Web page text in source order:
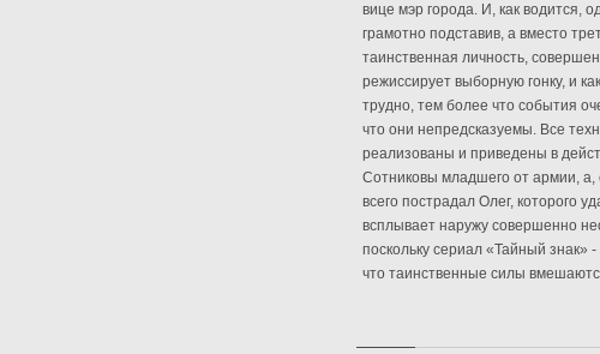
вице мэр города. И, как водится,
грамотно подставив, а вместо
таинственная личность,
режиссирует выборную гонку, и
трудно, тем более что события
что они непредсказуемы. Все
реализованы и приведены в
Сотниковы младшего от армии, а,
всего пострадал Олег, которого
всплывает наружу совершенно
поскольку сериал «Тайный знак»
что таинственные силы